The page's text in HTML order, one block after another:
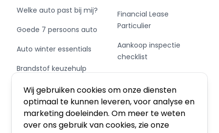
Wij gebruiken cookies om onze diensten
optimaal te kunnen leveren, voor analyse en
marketing doeleinden. Om meer te weten
over ons gebruik van cookies, zie onze
Insurance in 15 minutes (!) You can drive home!
grootst mogelijke zorgvuldigheid is
samengesteld, onder meer op basis van door
de RDW verstrekte gegevens, zijn fouten
nimmer uit te sluiten. Auto Corsten kan de
beschikbaarheid van opties op
abonnementsbasis, noch de feitelijke
aanwezigheid van specifieke opties, voor elk
Welke auto past bij mij?
Goede 7 persoons auto
Auto winter essentials
Brandstof keuzehulp
Schakel of automaat?
Financial Lease
Particulier
Aankoop inspectie
checklist
Private Leasen,
Financieren of Kopen?